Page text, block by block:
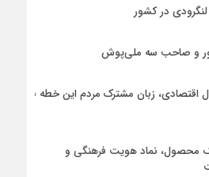
در کشور
و صاحب سه ملی‌پوش
زبان مشترک مردم این خطه با
محصول، نماد هویت فرهنگی و